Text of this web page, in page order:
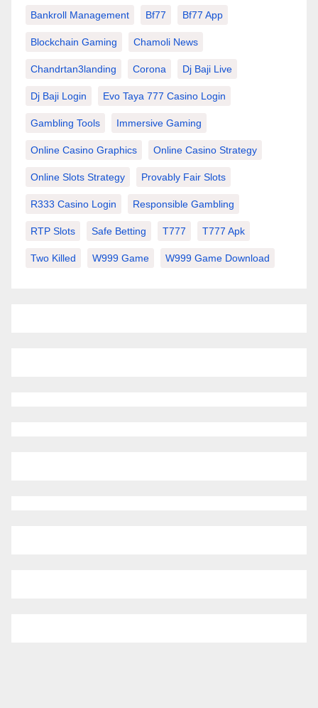
Bankroll Management Bf77 Bf77 App
Blockchain Gaming Chamoli News
Chandrtan3landing Corona Dj Baji Live
Dj Baji Login Evo Taya 777 Casino Login
Gambling Tools Immersive Gaming
Online Casino Graphics Online Casino Strategy
Online Slots Strategy Provably Fair Slots
R333 Casino Login Responsible Gambling
RTP Slots Safe Betting T777 T777 Apk
Two Killed W999 Game W999 Game Download